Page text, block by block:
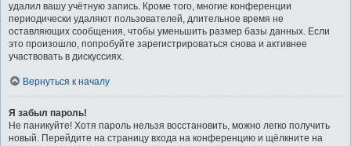
удалил вашу учётную запись. Кроме того, многие конференции
периодически удаляют пользователей, длительное время не
оставляющих сообщения, чтобы уменьшить размер базы данных. Если
это произошло, попробуйте зарегистрироваться снова и активнее
участвовать в дискуссиях.
Вернуться к началу
Я забыл пароль!
Не паникуйте! Хотя пароль нельзя восстановить, можно легко получить
новый. Перейдите на страницу входа на конференцию и щёлкните на